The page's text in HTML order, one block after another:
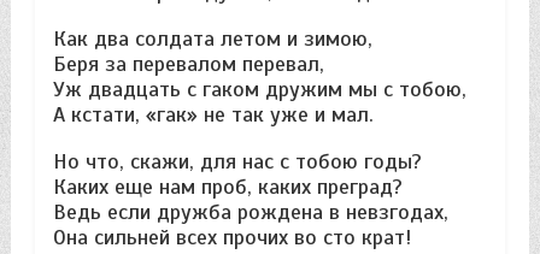
Как два солдата летом и зимою,
Беря за перевалом перевал,
Уж двадцать с гаком дружим мы с тобою,
А кстати, «гак» не так уже и мал.
Но что, скажи, для нас с тобою годы?
Каких еще нам проб, каких преград?
Ведь если дружба рождена в невзгодах,
Она сильней всех прочих во сто крат!